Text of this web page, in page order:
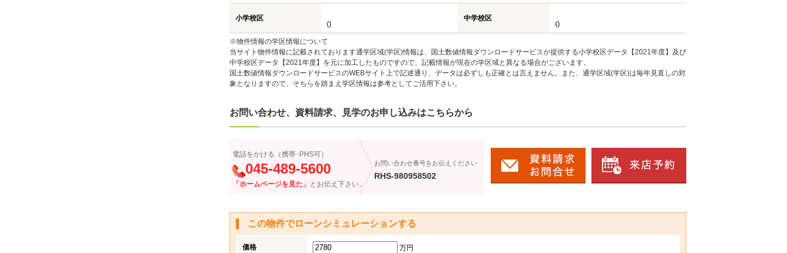
小学校区
()
中学校区
()
※物件情報の学区情報について
当サイト物件情報に記載されております通学区域(学区)情報は、国土数値情報ダウンロードサービスが提供する小学校区データ【2021年度】及び
中学校区データ【2021年度】を元に加工したものですので、記載情報が現在の学区域と異なる場合がございます。
国土数値情報ダウンロードサービスのWEBサイト上で記述通り、データは必ずしも正確とは言えません。また、通学区域(学区)は毎年見直しの対
象となりますので、そちらを踏まえ学区情報は参考としてご活用下さい。
お問い合わせ、資料請求、見学のお申し込みはこちらから
電話をかける（携帯･PHS可）
045-489-5600
「ホームページを見た」 とお伝え下さい。
お問い合わせ番号をお伝えください
RHS-980958502
この物件でローンシミュレーションする
価格 万円